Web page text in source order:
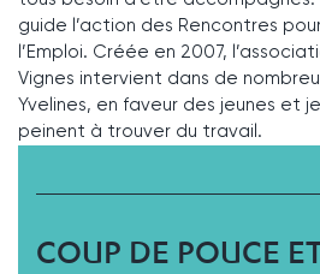
guide l’action des Rencontres
l’Emploi. Créée en 2007,
Vignes intervient dans de
Yvelines, en faveur des jeunes et
peinent à trouver du travail.
COUP DE POUCE